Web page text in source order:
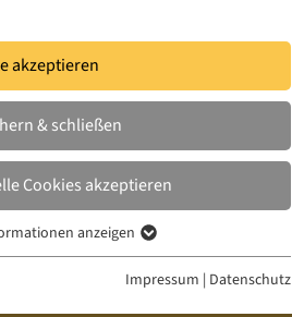
Projekte News & Presse
akzeptieren
& schließen
Cookies akzeptieren
grundlegende Funktionen der Webseite
anzeigen
Impressum | Datenschutz